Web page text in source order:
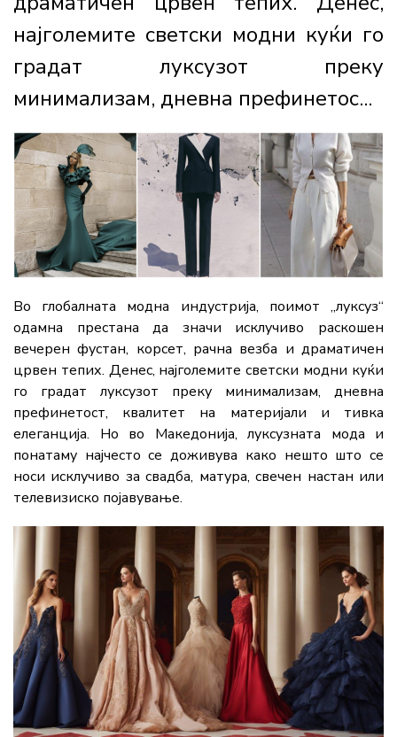
најголемите светски модни куќи го
градат луксузот преку
минимализам, дневна префинетос...
Во глобалната модна индустрија, поимот „луксуз“
одамна престана да значи исклучиво раскошен
вечерен фустан, корсет, рачна везба и драматичен
црвен тепих. Денес, најголемите светски модни куќи
го градат луксузот преку минимализам, дневна
префинетост, квалитет на материјали и тивка
елеганција. Но во Македонија, луксузната мода и
понатаму најчесто се доживува како нешто што се
носи исклучиво за свадба, матура, свечен настан или
телевизиско појавување.